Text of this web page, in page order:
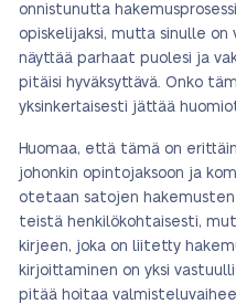
onnistunutta
opiskelijaksi, mutta sinulle
näyttää parhaat puolesi ja
pitäisi hyväksyttävä. Onko
yksinkertaisesti jättää
Huomaa, että tämä on
johonkin opintojaksoon ja
otetaan satojen
teistä henkilökohtaisesti,
kirjeen, joka on liitetty
kirjoittaminen on yksi
pitää hoitaa